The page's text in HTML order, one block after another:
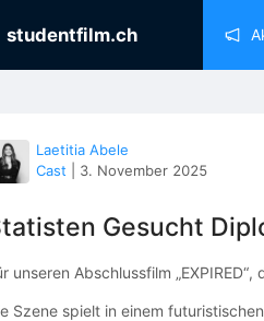
studentfilm.ch
Laetitia Abele
Cast
3. November 2025
Gesucht
unseren Abschlussfilm
Szene spielt in einem